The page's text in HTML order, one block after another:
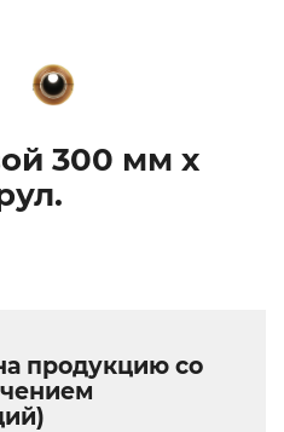
300 мм х
продукцию со